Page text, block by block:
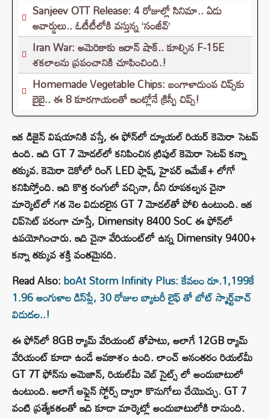
Sanjeev OTT Release: 4 రోజుల్లో సినిమా.. ఏడు
అవార్డులు.. ఓటీటీలోకి వస్తున్న ‘సంజీవ్’
Iran War: అమెరికాకు ఇరాన్ షాక్.. కూల్చిన F-15E
శకలాలను ప్రపంచానికి చూపించింది.!
Homemade Vegetable Chips: బంగాళాదుంప చిప్స్‌కు
బైబై.. ఈ 8 కూరగాయలతో ఇంట్లోనే క్రిస్పీ చిప్స్!
ఇక డిజైన్ విషయానికి వస్తే, ఈ ఫోన్‌లో డ్యూయల్ రియర్ కెమెరా సెటప్
ఉంది. ఇది GT 7 మోడల్‌లో కనిపించిన ట్రిపుల్ కెమెరా సెటప్ కన్నా
తక్కువ. కెమెరా డెకోలో రింగ్ LED ఫ్లాష్, హైపర్ ఇమేజ్+ లోగో
కనిపిస్తోంది. ఇది కొత్త రంగులో వచ్చినా, దీని రూపకల్పన చైనా
మార్కెట్‌లో గత నెల విడుదలైన GT 7 మోడల్‌తో పోలి ఉంటుంది. ఇక
చిప్‌సెట్ పరంగా చూస్తే, Dimensity 8400 SoC ఈ ఫోన్‌లో
ఉపయోగించారు. ఇది చైనా వేరియంట్‌లో ఉన్న Dimensity 9400+
కన్నా తక్కువ శక్తి వంతమైనది.
Read Also:boAt Storm Infinity Plus: కేవలం రూ.1,199కే
1.96 అంగుళాల డిస్‌ప్లే, 30 రోజుల బ్యాటరీ లైఫ్ తో బోట్ స్మార్ట్‌వాచ్
విడుదల..!
ఈ ఫోన్‌లో 8GB ర్యామ్ వేరియంట్ తోపాటు, అలాగే 12GB ర్యామ్
వేరియంట్ కూడా ఉండే అవకాశం ఉంది. లాంచ్ అనంతరం రియల్‌మీ
GT 7T ఫోన్‌ను అమెజాన్, రియల్‌మీ వెబ్ సైట్స్ లో అందుబాటులో
ఉంటుంది. అలాగే ఆఫ్లైన్ స్టోర్స్ ద్వారా కొనుగోలు చేయొచ్చు. GT 7
వంటి ప్రత్యేకతలతో ఇది కూడా మార్కెట్లో అందుబాటులోకి రానుంది.